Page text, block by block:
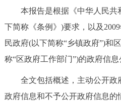
市领导 机构
政策兑现 政策
决策公开 专题公
政务服务
本报告是根据《中华人民共
下简称《条例》)要求，以及
民政府(以下简称“乡镇政府”)和
称“区政府工作部门”)的政府信息
全文包括概述，主动公开政
政府信息和不予公开政府信息